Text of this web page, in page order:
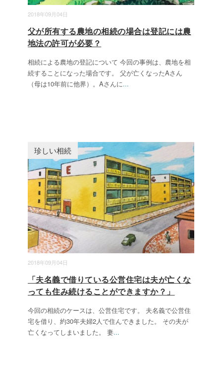
2018年09月04日
父が所有する農地の相続の場合は登記には農
地法の許可が必要？
相続による農地の登記について 今回の事例は、農地を相
続することになった場合です。 父が亡くなったAさん
（母は10年前に他界）。Aさんに...
2018年09月04日
珍しい相続
「夫名義で借りている公営住宅は夫が亡くな
っても住み続けることができますか？」
今回の相続のケースは、公営住宅です。 夫名義で公営住
宅を借り、約30年夫婦2人で住んできました。 その夫が
亡くなってしまいました。 妻...